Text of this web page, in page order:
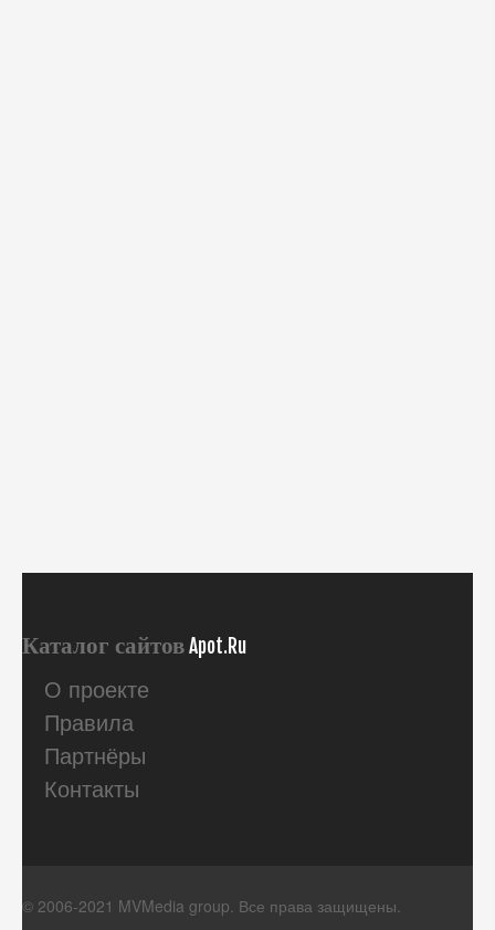
Каталог сайтовApot.Ru
О проекте
Правила
Партнёры
Контакты
© 2006-2021 MVMedia group. Все права защищены.